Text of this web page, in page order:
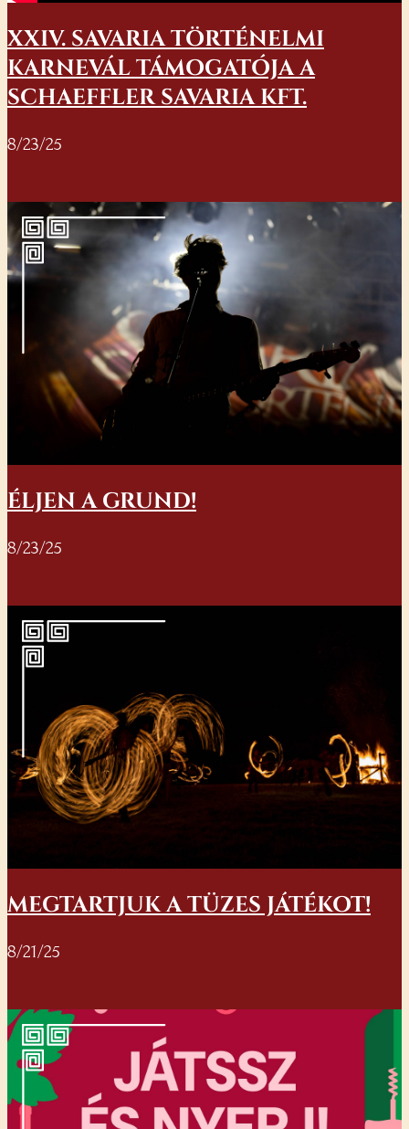
XXIV. SAVARIA TÖRTÉNELMI
KARNEVÁL TÁMOGATÓJA A
SCHAEFFLER SAVARIA KFT.
8/23/25
ÉLJEN A GRUND!
8/23/25
MEGTARTJUK A TÜZES JÁTÉKOT!
8/21/25